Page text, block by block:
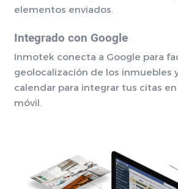
elementos enviados.
Integrado con Google
Inmotek conecta a Google para
geolocalización de los inmuebles
calendar para integrar tus citas
móvil.